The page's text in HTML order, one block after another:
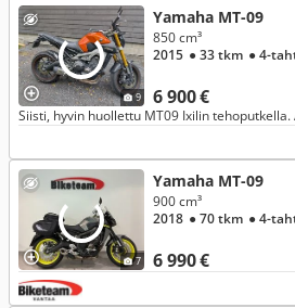
9
Yamaha MT-09
6 900 €
850 cm³
2015 ● 33 tkm ● 4-
Siisti, hyvin huollettu MT09 Ixilin
7
Yamaha MT-09
6 990 €
900 cm³
2018 ● 70 tkm ● 4-